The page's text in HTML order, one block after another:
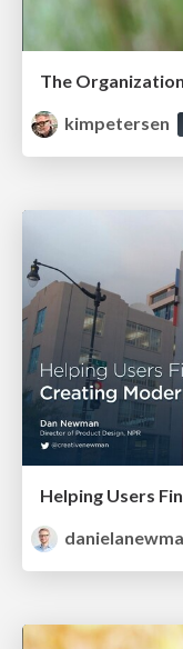
kimpetersen